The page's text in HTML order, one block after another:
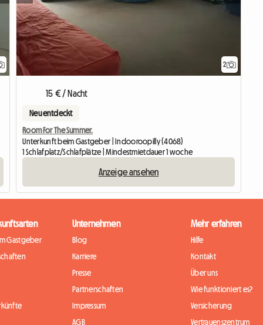
2
15 € / Nacht
Neu entdeckt
Room For The Summer.
Unterkunft beim Gastgeber | Indooroopilly (4068)
1 Schlafplatz/Schlafplätze | Mindestmietdauer 1 woche
Anzeige ansehen
Gastgeber
Unternehmen
Blog
Karriere
Presse
Partnerschaften
Impressum
AGB
Mehr erfahren
Hilfe
Kontakt
Über uns
Wie funktioniert es?
Versicherung
Vertrauenszentrum